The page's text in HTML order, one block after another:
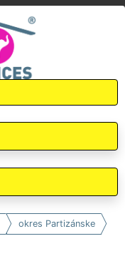
okres Partizánske